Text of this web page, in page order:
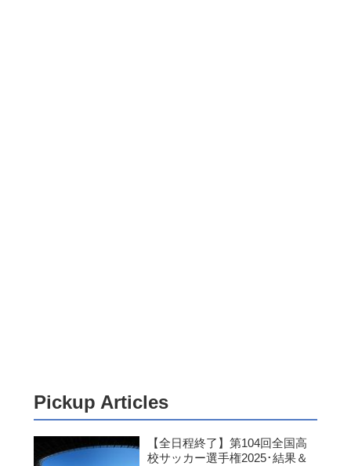
Pickup Articles
【全日程終了】第104回全国高
校サッカー選手権2025･結果＆